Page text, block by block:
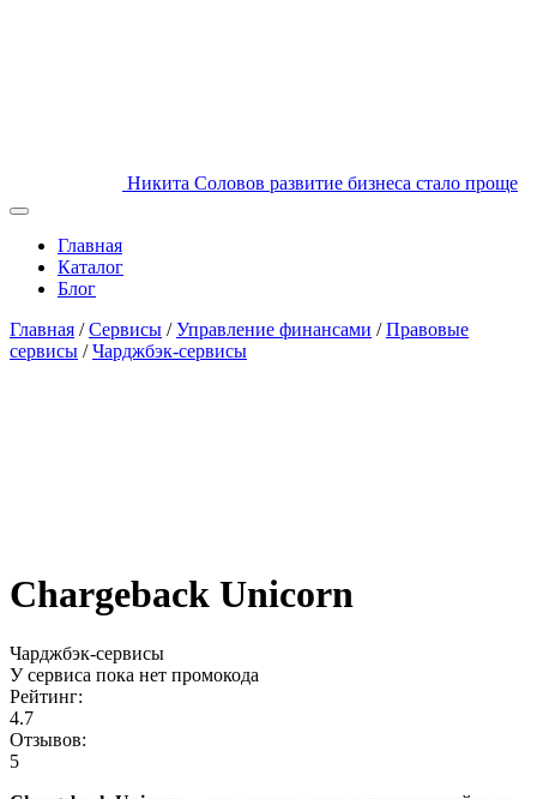
Никита Соловов развитие бизнеса стало проще
Главная
Каталог
Блог
Главная / Сервисы / Управление финансами / Правовые
сервисы / Чарджбэк-сервисы
Chargeback Unicorn
Чарджбэк-сервисы
У сервиса пока нет промокода
Рейтинг:
4.7
Отзывов:
5